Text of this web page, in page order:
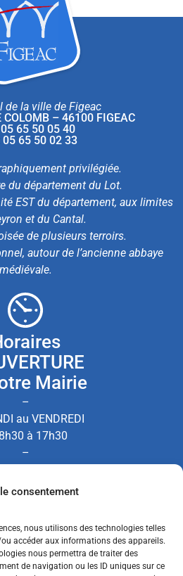
consentement
nous utilisons des technologies telles
accéder aux informations des appareils.
nous permettra de traiter des
de navigation ou les ID uniques sur ce
de la ville de Figeac
COLOMB – 46100 FIGEAC
65 50 05 40
05 65 50 02 33
privilégiée.
du département du Lot.
EST du département, aux limites
et du Cantal.
de plusieurs terroirs.
autour de l’ancienne abbaye
médiévale.
Mairie
–
au VENDREDI
à 17h30
–
contacter